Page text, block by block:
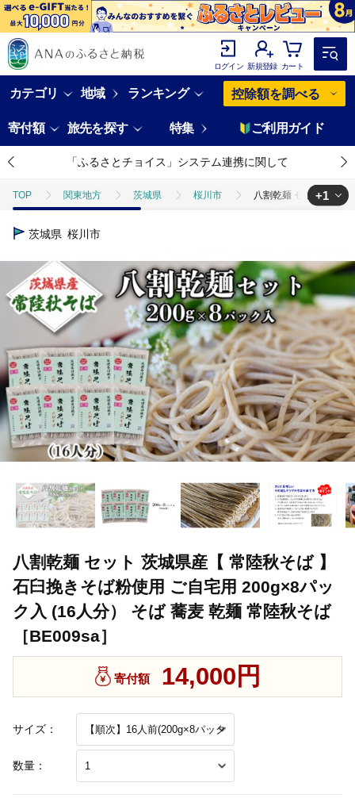
ログイン 新規登録 カート
カテゴリ 地域 ランキング 控除額を調べる
寄付額 旅先を探す 特集 ご利用ガイド
「ふるさとチョイス」システム連携に関して
TOP 関東地方 茨城県 桜川市 八割乾麺 セット 茨城
TOP
+1
茨城県 桜川市
八割乾麺 セット 茨城県産【 常陸秋そば 】
石臼挽きそば粉使用 ご自宅用 200g×8パッ
ク入 (16人分） そば 蕎麦 乾麺 常陸秋そば
［BE009sa］
サイズ：
数量：
寄付額 14,000円